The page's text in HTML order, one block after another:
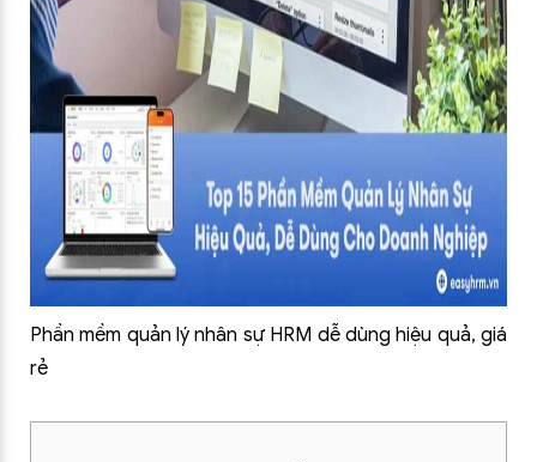
Phần mềm quản lý nhân sự HRM dễ dùng hiệu quả, giá
rẻ